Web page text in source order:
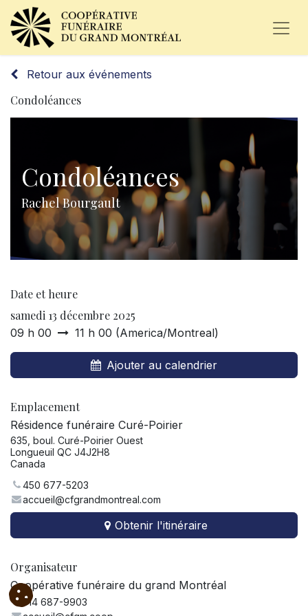
Retour aux événements
Condoléances
Condoléances
Rachel Bourgault
Date et heure
samedi 13 décembre 2025
09 h 00 11 h 00 (America/Montreal)
Ajouter au calendrier
Emplacement
Résidence funéraire Curé-Poirier
635, boul. Curé-Poirier Ouest
Longueuil QC J4J2H8
Canada
450 677-5203
accueil@cfgrandmontreal.com
Obtenir l'itinéraire
Organisateur
Coopérative funéraire du grand Montréal
514 687-9903